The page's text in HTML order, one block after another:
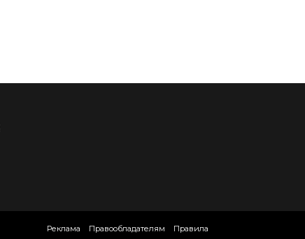
Реклама Правообладателям Правила